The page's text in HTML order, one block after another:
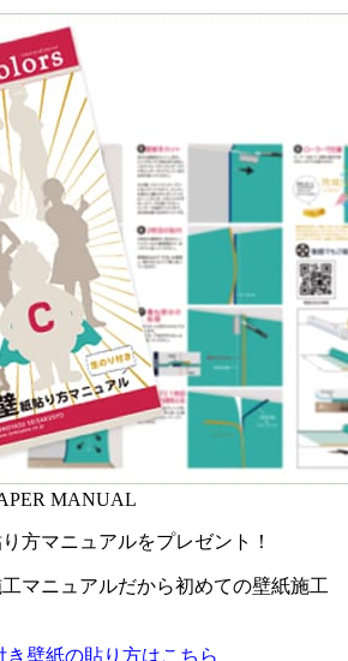
MANUAL
方マニュアルをプレゼント！
マニュアルだから初めての壁紙施工
壁紙の貼り方はこちら